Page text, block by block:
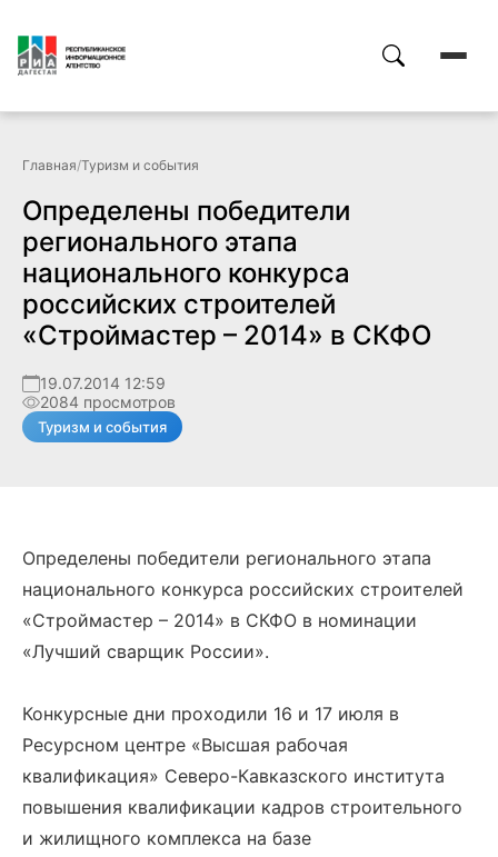
Главная/Туризм и события
Определены победители
регионального этапа
национального конкурса
российских строителей
«Строймастер – 2014» в СКФО
19.07.2014 12:59
2084 просмотров
Туризм и события
Определены победители регионального этапа
национального конкурса российских строителей
«Строймастер – 2014» в СКФО в номинации
«Лучший сварщик России».
Конкурсные дни проходили 16 и 17 июля в
Ресурсном центре «Высшая рабочая
квалификация» Северо-Кавказского института
повышения квалификации кадров строительного
и жилищного комплекса на базе